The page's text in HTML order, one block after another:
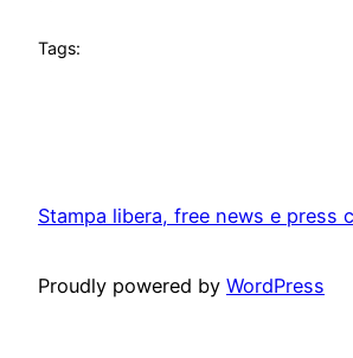
Tags:
Stampa libera, free news e press
Proudly powered by WordPress